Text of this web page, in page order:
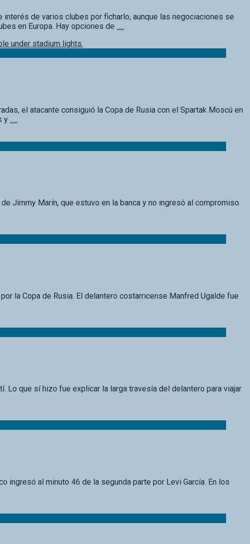
de varios clubes por ficharlo, aunque las negociaciones se
en Europa. Hay opciones de …..
el atacante consiguió la Copa de Rusia con el Spartak Moscú en
y
Jimmy Marín, que estuvo en la banca y no ingresó al compromiso.
la Copa de Rusia. El delantero costarricense Manfred Ugalde fue
Lo que sí hizo fue explicar la larga travesía del delantero para viajar
ingresó al minuto 46 de la segunda parte por Levi García. En los